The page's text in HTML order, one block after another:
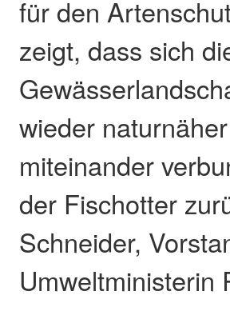
für den
zeigt, dass sich
wieder
miteinander
der Fischotter
Schneider,
Umweltministerin